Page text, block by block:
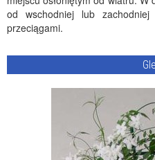
od wschodniej lub
przeciągami.